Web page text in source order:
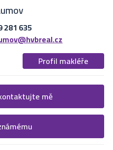
281 635
Profil makléře
co by Vás zajímalo. V
mě
email